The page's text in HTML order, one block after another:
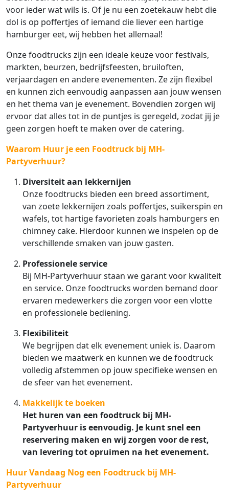
voor ieder wat wils is. Of je nu een zoetekauw hebt die
dol is op poffertjes of iemand die liever een hartige
hamburger eet, wij hebben het allemaal!
Onze foodtrucks zijn een ideale keuze voor festivals,
markten, beurzen, bedrijfsfeesten, bruiloften,
verjaardagen en andere evenementen. Ze zijn flexibel
en kunnen zich eenvoudig aanpassen aan jouw wensen
en het thema van je evenement. Bovendien zorgen wij
ervoor dat alles tot in de puntjes is geregeld, zodat jij je
geen zorgen hoeft te maken over de catering.
Waarom Huur je een Foodtruck bij MH-
Partyverhuur?
Diversiteit aan lekkernijen
Onze foodtrucks bieden een breed assortiment,
van zoete lekkernijen zoals poffertjes, suikerspin en
wafels, tot hartige favorieten zoals hamburgers en
chimney cake. Hierdoor kunnen we inspelen op de
verschillende smaken van jouw gasten.
Professionele service
Bij MH-Partyverhuur staan we garant voor kwaliteit
en service. Onze foodtrucks worden bemand door
ervaren medewerkers die zorgen voor een vlotte
en professionele bediening.
Flexibiliteit
We begrijpen dat elk evenement uniek is. Daarom
bieden we maatwerk en kunnen we de foodtruck
volledig afstemmen op jouw specifieke wensen en
de sfeer van het evenement.
Makkelijk te boeken
Het huren van een foodtruck bij MH-
Partyverhuur is eenvoudig. Je kunt snel een
reservering maken en wij zorgen voor de rest,
van levering tot opruimen na het evenement.
Huur Vandaag Nog een Foodtruck bij MH-
Partyverhuur